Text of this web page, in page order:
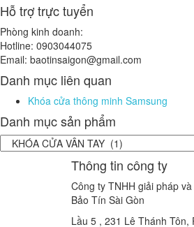
Hỗ trợ trực tuyển
Phòng kinh doanh:
Hotline: 0903044075
Email: baotinsaigon@gmail.com
Danh mục liên quan
Khóa cửa thông minh Samsung
Danh mục sản phẩm
Thông tin công ty
Công ty TNHH giải pháp
Bảo Tín Sài Gòn
Lầu 5 , 231 Lê Thánh Tôn,